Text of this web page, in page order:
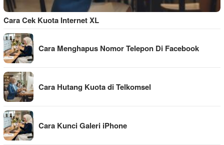
Cara Cek Kuota Internet XL
Cara Menghapus Nomor Telepon Di Facebook
Cara Hutang Kuota di Telkomsel
Cara Kunci Galeri iPhone